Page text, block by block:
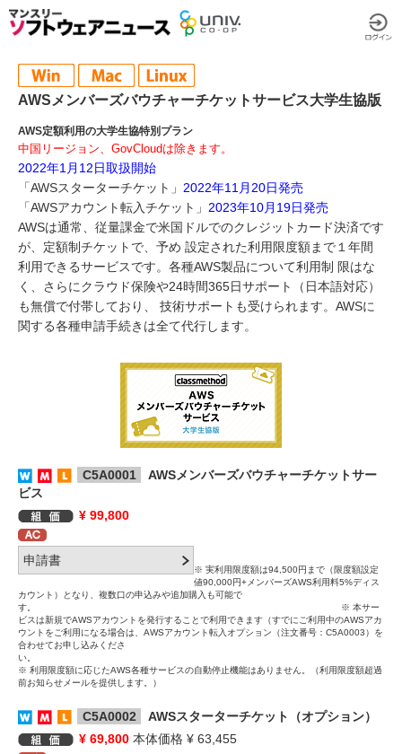
AWSメンバーズバウチャーチケットサービス大学生協版
AWS定額利用の大学生協特別プラン
中国リージョン、GovCloudは除きます。
2022年1月12日取扱開始
「AWSスターターチケット」 2022年11月20日発売
「AWSアカウント転入チケット」 2023年10月19日発売
AWSは通常、従量課金で米国ドルでのクレジットカード決済です
が、定額制チケットで、予め 設定された利用限度額まで１年間
利用できるサービスです。各種AWS製品について利用制 限はな
く、さらにクラウド保険や24時間365日サポート（日本語対応）
も無償で付帯しており、 技術サポートも受けられます。AWSに
関する各種申請手続きは全て代行します。
C5A0001
AWSメンバーズバウチャーチケットサー
ビス
¥ 99,800
※ 実利用限度額は94,500円まで（限度額設定
値90,000円+メンバーズAWS利⽤料5%ディス
カウント）となり、複数口の申込みや追加購入も可能で
す。 ※ 本サー
ビスは新規でAWSアカウントを発⾏することで利用できます（すでにご利用中のAWSアカ
ウントをご利用になる場合は、AWSアカウント転入オプション（注文番号：C5A0003）を
合わせてお申し込みくださ
い
※ 利⽤限度額に応じたAWS各種サービスの⾃動停⽌機能はありません。（利⽤限度額超過
前お知らせメールを提供します。）
C5A0002
AWSスターターチケット（オプション）
¥ 69,800 本体価格 ¥ 63,455